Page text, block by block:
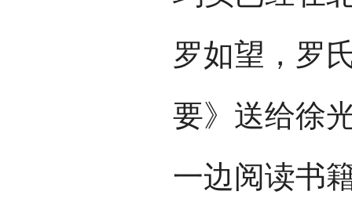
罗如望，罗
要》送给徐
一边阅读书